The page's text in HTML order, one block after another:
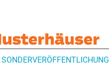
SONDERVERÖFFENTLICHUNG